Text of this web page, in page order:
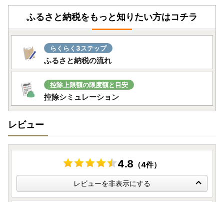
ふるさと納税をもっと知りたい方はコチラ
らくらく3ステップ
ふるさと納税の流れ
控除上限額の限度額と目安
控除シミュレーション
レビュー
4.8 （4件）
レビューを非表示にする